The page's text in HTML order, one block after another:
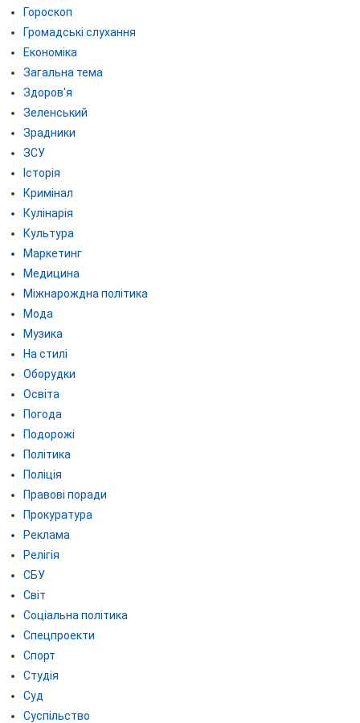
Гороскоп
Громадські слухання
Економіка
Загальна тема
Здоров'я
Зеленський
Зрадники
ЗСУ
Історія
Кримінал
Кулінарія
Культура
Маркетинг
Медицина
Міжнарождна політика
Мода
Музика
На стилі
Оборудки
Освіта
Погода
Подорожі
Політика
Поліція
Правові поради
Прокуратура
Реклама
Релігія
СБУ
Світ
Соціальна політика
Спецпроекти
Спорт
Студія
Суд
Суспільство